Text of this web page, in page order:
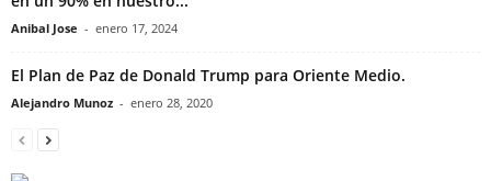
Anibal Jose - enero 17, 2024
El Plan de Paz de Donald Trump para Oriente Medio.
Alejandro Munoz - enero 28, 2020